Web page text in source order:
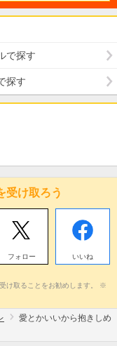
で探す
探す
受け取ろう
フォロー いいね
け取ることをお勧めします。 ※
愛とかいいから抱きしめ